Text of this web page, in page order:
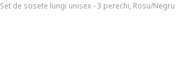
Set de sosete lungi unisex - 3 perechi, Rosu/Negru